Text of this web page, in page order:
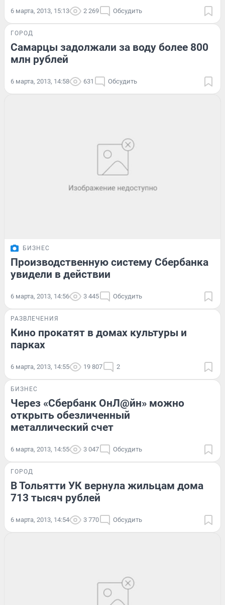
6 марта, 2013, 15:13 2 269 Обсудить
ГОРОД
Самарцы задолжали за воду более 800
млн рублей
6 марта, 2013, 14:58 631 Обсудить
БИЗНЕС
Производственную систему Сбербанка
увидели в действии
6 марта, 2013, 14:56 3 445 Обсудить
РАЗВЛЕЧЕНИЯ
Кино прокатят в домах культуры и
парках
6 марта, 2013, 14:55 19 807 2
БИЗНЕС
Через «Сбербанк ОнЛ@йн» можно
открыть обезличенный
металлический счет
6 марта, 2013, 14:55 3 047 Обсудить
ГОРОД
В Тольятти УК вернула жильцам дома
713 тысяч рублей
6 марта, 2013, 14:54 3 770 Обсудить